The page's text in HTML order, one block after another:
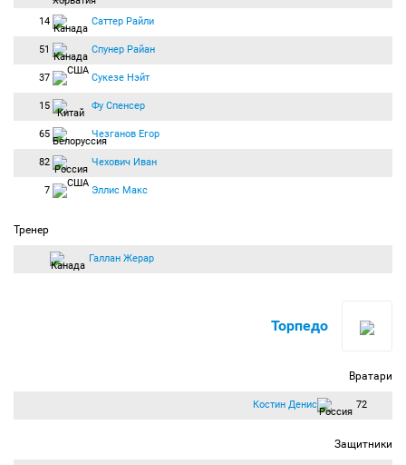
14 Саттер Райли
51 Спунер Райан
37 Сукезе Нэйт
15 Фу Спенсер
65 Чезганов Егор
82 Чехович Иван
7 Эллис Макс
Тренер
Галлан Жерар
Торпедо
Вратари
Костин Денис 72
Защитники